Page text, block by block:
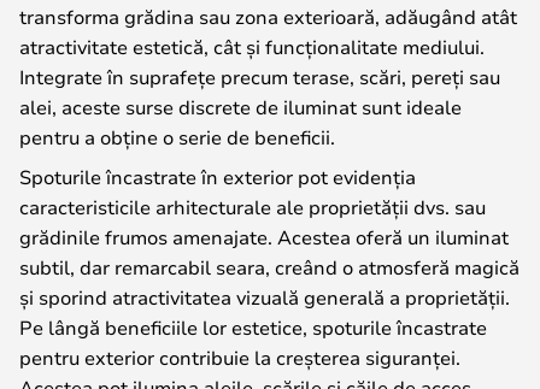
transforma grădina sau zona exterioară, adăugând atât
atractivitate estetică, cât și funcționalitate mediului.
Integrate în suprafețe precum terase, scări, pereți sau
alei, aceste surse discrete de iluminat sunt ideale
pentru a obține o serie de beneficii.
Spoturile încastrate în exterior pot evidenția
caracteristicile arhitecturale ale proprietății dvs. sau
grădinile frumos amenajate. Acestea oferă un iluminat
subtil, dar remarcabil seara, creând o atmosferă magică
și sporind atractivitatea vizuală generală a proprietății.
Pe lângă beneficiile lor estetice, spoturile încastrate
pentru exterior contribuie la creșterea siguranței.